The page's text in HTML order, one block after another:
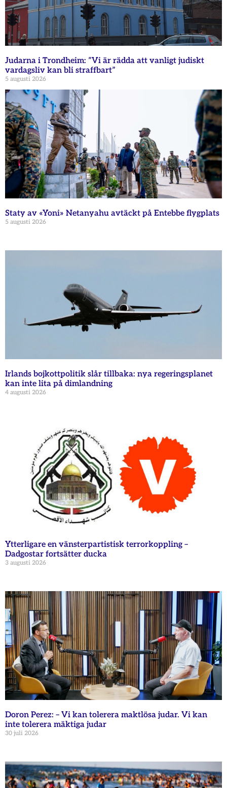
Judarna i Trondheim: ”Vi är rädda att vanligt judiskt
vardagsliv kan bli straffbart”
5 augusti 2026
Staty av «Yoni» Netanyahu avtäckt på Entebbe flygplats
5 augusti 2026
Irlands bojkottpolitik slår tillbaka: nya regeringsplanet
kan inte lita på dimlandning
4 augusti 2026
Ytterligare en vänsterpartistisk terrorkoppling –
Dadgostar fortsätter ducka
3 augusti 2026
Doron Perez: – Vi kan tolerera maktlösa judar. Vi kan
inte tolerera mäktiga judar
30 juli 2026